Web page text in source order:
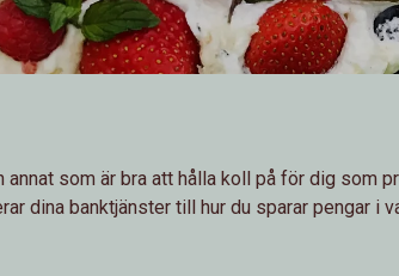
annat som är bra att hålla koll på för dig som
dina banktjänster till hur du sparar pengar i